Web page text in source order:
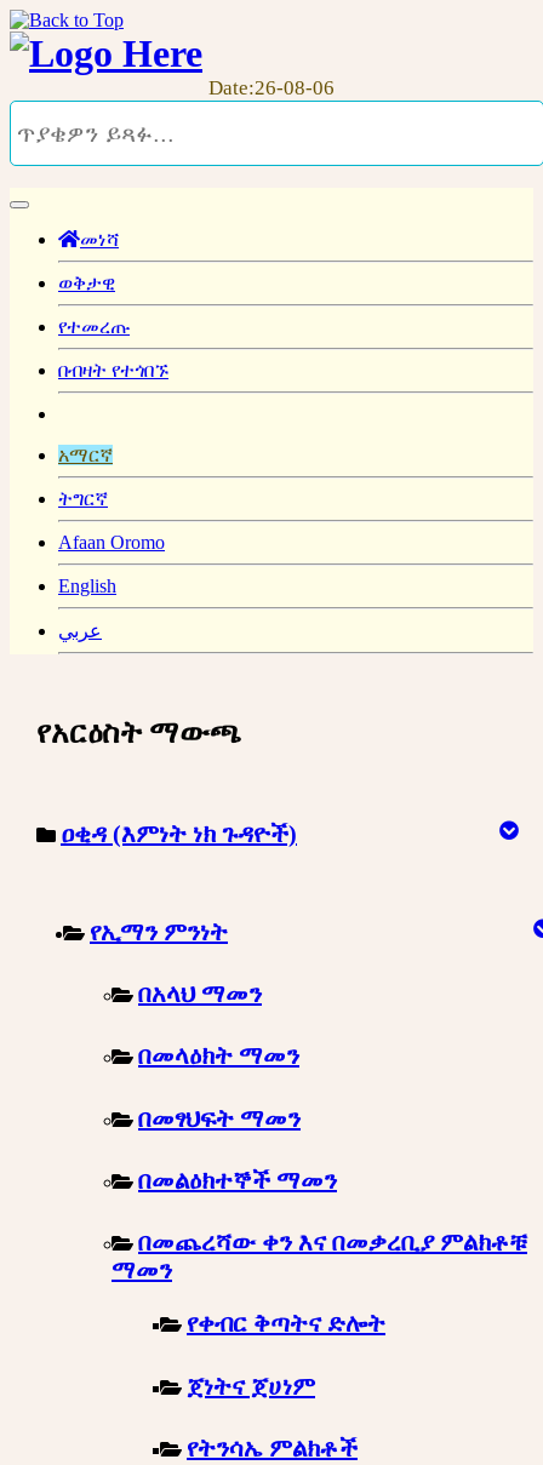
Date:26-08-06
መነሻ
ወቅታዊ
የተመረጡ
በብዛት የተጎበኙ
አማርኛ
ትግርኛ
Afaan Oromo
English
عربي
የአርዕስት ማውጫ
ዐቂዳ (እምነት ነክ ጉዳዮች)
የኢማን ምንነት
በአላህ ማመን
በመላዕክት ማመን
በመፃህፍት ማመን
በመልዕክተኞች ማመን
በመጨረሻው ቀን እና በመቃረቢያ ምልክቶቹ
ማመን
የቀብር ቅጣትና ድሎት
ጀነትና ጀሀነም
የትንሳኤ ምልክቶች